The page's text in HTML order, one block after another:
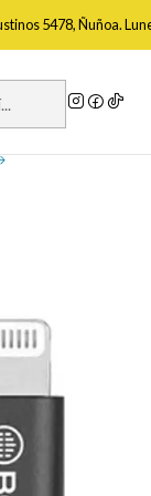
5478, Ñuñoa.
Accesorios
de reembolso
necesitas saber